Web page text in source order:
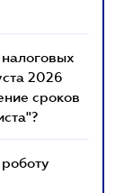
2026
сроков